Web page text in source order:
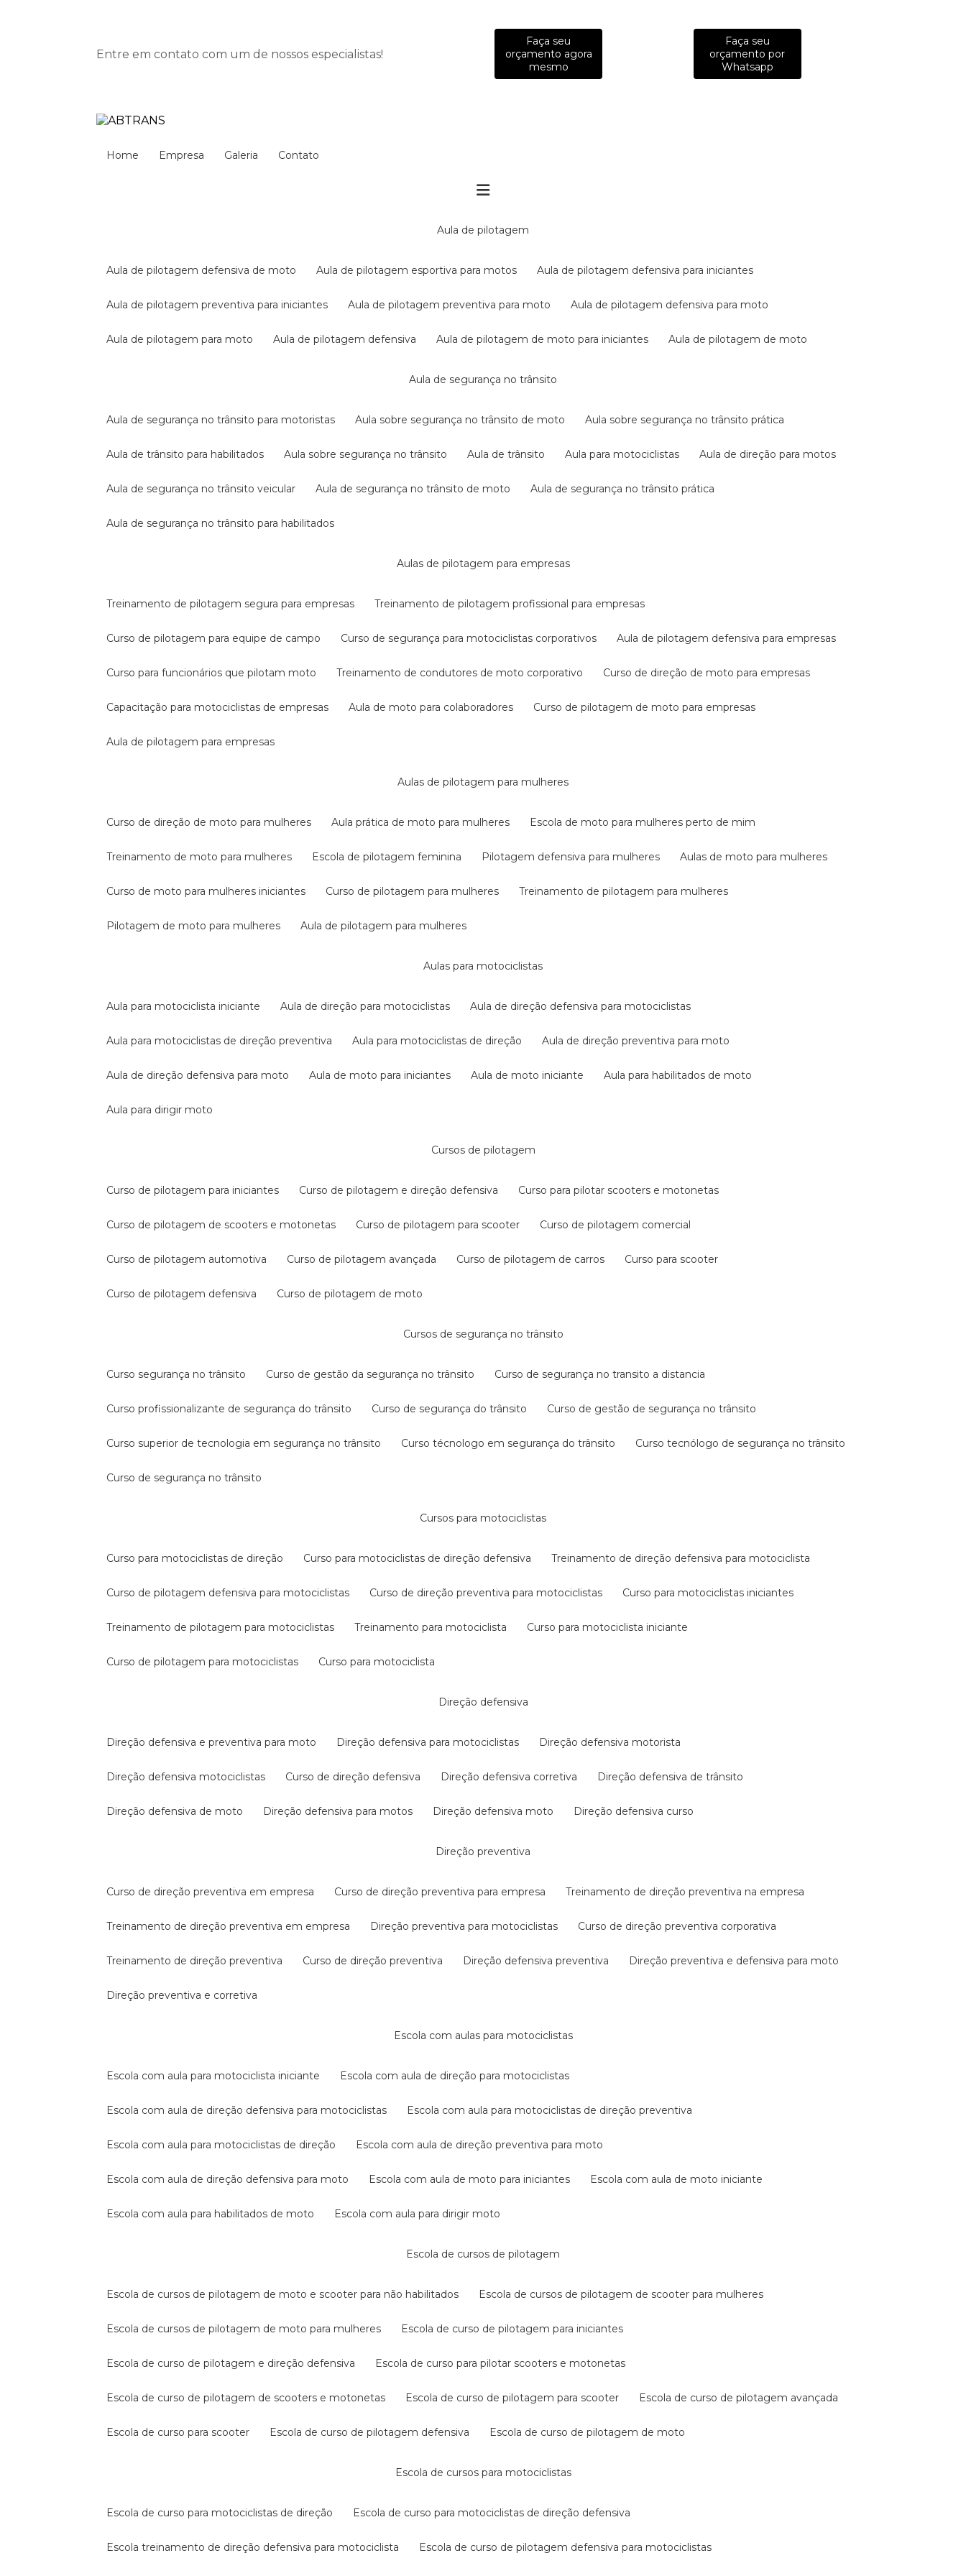
Entre em contato com um de nossos especialistas!
Faça seu
orçamento agora
mesmo
Faça seu
orçamento por
Whatsapp
Home Empresa Galeria Contato
aula de pilotagem
aula de pilotagem defensiva de moto aula de pilotagem esportiva para motos aula de pilotagem defensiva para iniciantes
aula de pilotagem preventiva para iniciantes aula de pilotagem preventiva para moto aula de pilotagem defensiva para moto
aula de pilotagem para moto aula de pilotagem defensiva aula de pilotagem de moto para iniciantes aula de pilotagem de moto
aula de segurança no trânsito
aula de segurança no trânsito para motoristas aula sobre segurança no trânsito de moto aula sobre segurança no trânsito prática
aula de trânsito para habilitados aula sobre segurança no trânsito aula de trânsito aula para motociclistas aula de direção para motos
aula de segurança no trânsito veicular aula de segurança no trânsito de moto aula de segurança no trânsito prática
aula de segurança no trânsito para habilitados
aulas de pilotagem para empresas
treinamento de pilotagem segura para empresas treinamento de pilotagem profissional para empresas
curso de pilotagem para equipe de campo curso de segurança para motociclistas corporativos aula de pilotagem defensiva para empresas
curso para funcionários que pilotam moto treinamento de condutores de moto corporativo curso de direção de moto para empresas
capacitação para motociclistas de empresas aula de moto para colaboradores curso de pilotagem de moto para empresas
aula de pilotagem para empresas
aulas de pilotagem para mulheres
curso de direção de moto para mulheres aula prática de moto para mulheres escola de moto para mulheres perto de mim
treinamento de moto para mulheres escola de pilotagem feminina pilotagem defensiva para mulheres aulas de moto para mulheres
curso de moto para mulheres iniciantes curso de pilotagem para mulheres treinamento de pilotagem para mulheres
pilotagem de moto para mulheres aula de pilotagem para mulheres
aulas para motociclistas
aula para motociclista iniciante aula de direção para motociclistas aula de direção defensiva para motociclistas
aula para motociclistas de direção preventiva aula para motociclistas de direção aula de direção preventiva para moto
aula de direção defensiva para moto aula de moto para iniciantes aula de moto iniciante aula para habilitados de moto
aula para dirigir moto
cursos de pilotagem
curso de pilotagem para iniciantes curso de pilotagem e direção defensiva curso para pilotar scooters e motonetas
curso de pilotagem de scooters e motonetas curso de pilotagem para scooter curso de pilotagem comercial
curso de pilotagem automotiva curso de pilotagem avançada curso de pilotagem de carros curso para scooter
curso de pilotagem defensiva curso de pilotagem de moto
cursos de segurança no trânsito
curso segurança no trânsito curso de gestão da segurança no trânsito curso de segurança no transito a distancia
curso profissionalizante de segurança do trânsito curso de segurança do trânsito curso de gestão de segurança no trânsito
curso superior de tecnologia em segurança no trânsito curso técnologo em segurança do trânsito curso tecnólogo de segurança no trânsito
curso de segurança no trânsito
cursos para motociclistas
curso para motociclistas de direção curso para motociclistas de direção defensiva treinamento de direção defensiva para motociclista
curso de pilotagem defensiva para motociclistas curso de direção preventiva para motociclistas curso para motociclistas iniciantes
treinamento de pilotagem para motociclistas treinamento para motociclista curso para motociclista iniciante
curso de pilotagem para motociclistas curso para motociclista
direção defensiva
direção defensiva e preventiva para moto direção defensiva para motociclistas direção defensiva motorista
direção defensiva motociclistas curso de direção defensiva direção defensiva corretiva direção defensiva de trânsito
direção defensiva de moto direção defensiva para motos direção defensiva moto direção defensiva curso
direção preventiva
curso de direção preventiva em empresa curso de direção preventiva para empresa treinamento de direção preventiva na empresa
treinamento de direção preventiva em empresa direção preventiva para motociclistas curso de direção preventiva corporativa
treinamento de direção preventiva curso de direção preventiva direção defensiva preventiva direção preventiva e defensiva para moto
direção preventiva e corretiva
escola com aulas para motociclistas
escola com aula para motociclista iniciante escola com aula de direção para motociclistas
escola com aula de direção defensiva para motociclistas escola com aula para motociclistas de direção preventiva
escola com aula para motociclistas de direção escola com aula de direção preventiva para moto
escola com aula de direção defensiva para moto escola com aula de moto para iniciantes escola com aula de moto iniciante
escola com aula para habilitados de moto escola com aula para dirigir moto
escola de cursos de pilotagem
escola de cursos de pilotagem de moto e scooter para não habilitados escola de cursos de pilotagem de scooter para mulheres
escola de cursos de pilotagem de moto para mulheres escola de curso de pilotagem para iniciantes
escola de curso de pilotagem e direção defensiva escola de curso para pilotar scooters e motonetas
escola de curso de pilotagem de scooters e motonetas escola de curso de pilotagem para scooter escola de curso de pilotagem avançada
escola de curso para scooter escola de curso de pilotagem defensiva escola de curso de pilotagem de moto
escola de cursos para motociclistas
escola de curso para motociclistas de direção escola de curso para motociclistas de direção defensiva
escola treinamento de direção defensiva para motociclista escola de curso de pilotagem defensiva para motociclistas